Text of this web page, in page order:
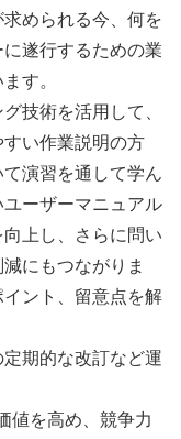
められる今、何を
遂行するための業
す。
技術を活用して、
い作業説明の方
演習を通して学ん
ーザーマニュアル
上し、さらに問い
にもつながりま
ント、留意点を解
期的な改訂など運
値を高め、競争力